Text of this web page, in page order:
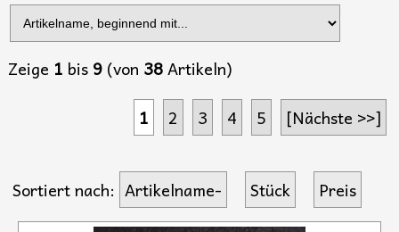
Zeige 1 bis 9 (von 38Artikeln)
1
2 3 4 5 [Nächste >>]
Sortiert nach: Artikelname- Stück Preis